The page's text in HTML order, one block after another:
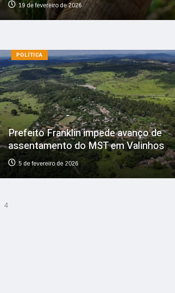
19 de fevereiro de 2026
POLÍTICA
Prefeito Franklin impede avanço de
assentamento do MST em Valinhos
5 de fevereiro de 2026
4